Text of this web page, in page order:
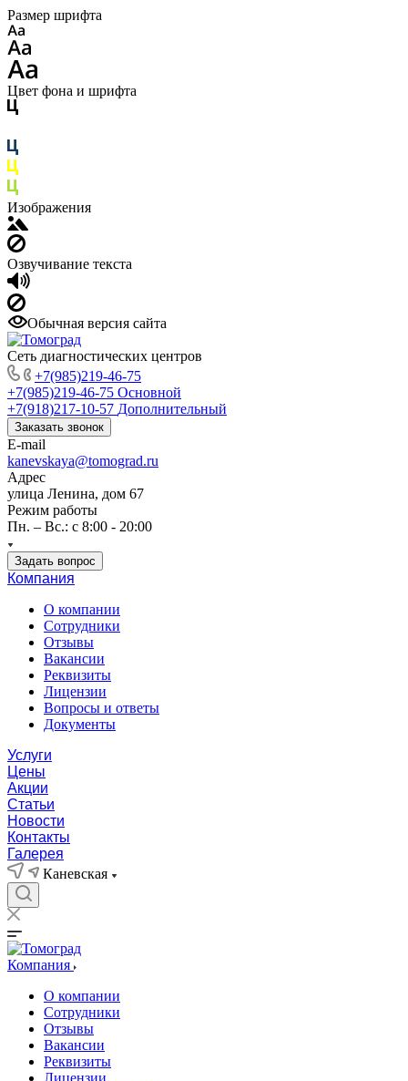
Размер шрифта
Цвет фона и шрифта
Изображения
Озвучивание текста
Обычная версия сайта
Сеть диагностических центров
+7(985)219-46-75
+7(985)219-46-75 Основной
+7(918)217-10-57 Дополнительный
Заказать звонок
E-mail
kanevskaya@tomograd.ru
Адрес
улица Ленина, дом 67
Режим работы
Пн. – Вс.: c 8:00 - 20:00
Задать вопрос
Компания
О компании
Сотрудники
Отзывы
Вакансии
Реквизиты
Лицензии
Вопросы и ответы
Документы
Услуги
Цены
Акции
Статьи
Новости
Контакты
Галерея
Каневская
Компания
О компании
Сотрудники
Отзывы
Вакансии
Реквизиты
Лицензии